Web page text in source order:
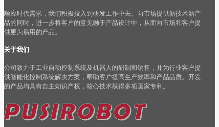
顺应时代需求，我们积极投入到研发工作中去。向市场提供新技术新产
品的同时，进一步将客户的意见融于产品设计中，从而向市场和客户提
供更为易用的产品。
关于我们
公司致力于工业自动控制系统及机器人的研制和销售，并为行业客户提
供智能化控制系统解决方案，帮助客户提高生产效率和产品品质。开发
的产品均具有自主知识产权，核心技术获得多项国家专利。